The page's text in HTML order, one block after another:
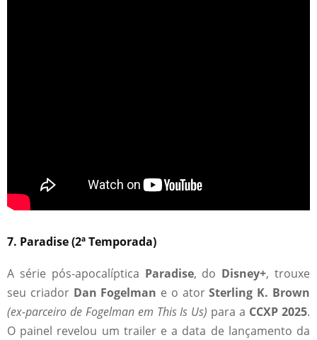
7. Paradise (2ª Temporada)
A série pós-apocalíptica Paradise, do Disney+, trouxe
seu criador Dan Fogelman e o atorSterling K. Brown
(ex-parceiro de Fogelman em This Is Us) para a CCXP 2025.
O painel revelou um trailer e a data de lançamento da